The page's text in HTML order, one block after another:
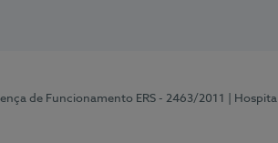
de Funcionamento ERS - 2463/2011
|